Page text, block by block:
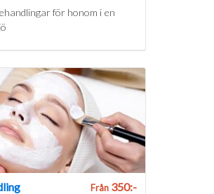
för honom i en
Från350:-